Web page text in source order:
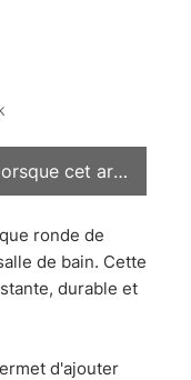
cet article est
ronde de
de bain. Cette
durable et
d'ajouter